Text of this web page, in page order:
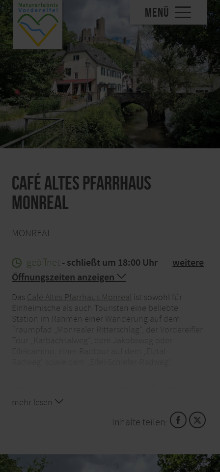
MENÜ
Café Altes Pfarrhaus
Monreal
MONREAL
geöffnet - schließt um 18:00 Uhr
weitere
Öffnungszeiten anzeigen
Das Café Altes Pfarrhaus Monreal ist sowohl für
Einheimische als auch Touristen eine beliebte
Station im Rahmen einer Wanderung auf dem
Traumpfad „Monrealer Ritterschlag“, der Vordereifler
unter anderem leckeren selbstgebackenen Kuchen
oder auch Flammkuchen im historischen Ambiente
des Altes Pfarrhauses sowie bei schönem Wetter im
mehr lesen
Inhalte teilen: